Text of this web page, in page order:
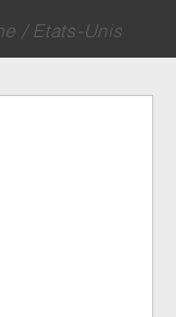
/ Etats-Unis